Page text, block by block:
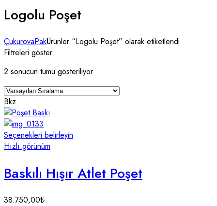
Logolu Poşet
ÇukurovaPakÜrünler “Logolu Poşet” olarak etiketlendi
Filtreleri göster
2 sonucun tümü gösteriliyor
Bkz
Seçenekleri belirleyin
Hızlı görünüm
Baskılı Hışır Atlet Poşet
38.750,00₺